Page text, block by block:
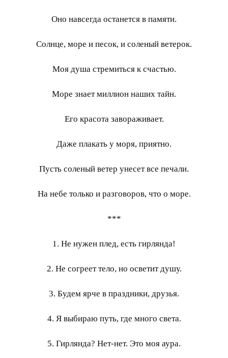
Оно навсегда останется в памяти.
Солнце, море и песок, и соленый ветерок.
Моя душа стремиться к счастью.
Море знает миллион наших тайн.
Его красота завораживает.
Даже плакать у моря, приятно.
Пусть соленый ветер унесет все печали.
На небе только и разговоров, что о море.
***
1. Не нужен плед, есть гирлянда!
2. Не согреет тело, но осветит душу.
3. Будем ярче в праздники, друзья.
4. Я выбираю путь, где много света.
5. Гирлянда? Нет-нет. Это моя аура.